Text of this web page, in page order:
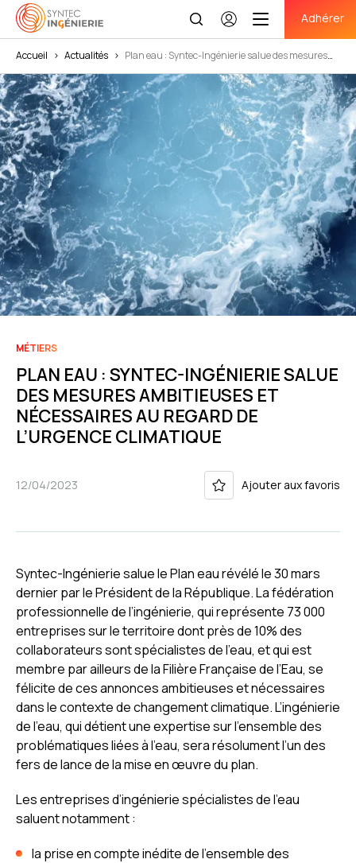
Se
connecter
Adhérer
Accueil > Actualités > Plan eau : Syntec-Ingénierie salue des mesures
MÉTIERS
PLAN EAU : SYNTEC-INGÉNIERIE SALUE
DES MESURES AMBITIEUSES ET
NÉCESSAIRES AU REGARD DE
L’URGENCE CLIMATIQUE
12/04/2023 Ajouter aux favoris
Syntec-Ingénierie salue le Plan eau révélé le 30 mars
dernier par le Président de la République. La fédération
professionnelle de l’ingénierie, qui représente 73 000
entreprises sur le territoire dont près de 10% des
collaborateurs sont spécialistes de l’eau, et qui est
membre par ailleurs de la Filière Française de l’Eau, se
félicite de ces annonces ambitieuses et nécessaires
dans le contexte de changement climatique. L’ingénierie
de l’eau, qui détient une expertise sur l’ensemble des
problématiques liées à l’eau, sera résolument l’un des
fers de lance de la mise en œuvre du plan.
Les entreprises d’ingénierie spécialistes de l’eau
saluent notamment :
la prise en compte inédite de l’ensemble des